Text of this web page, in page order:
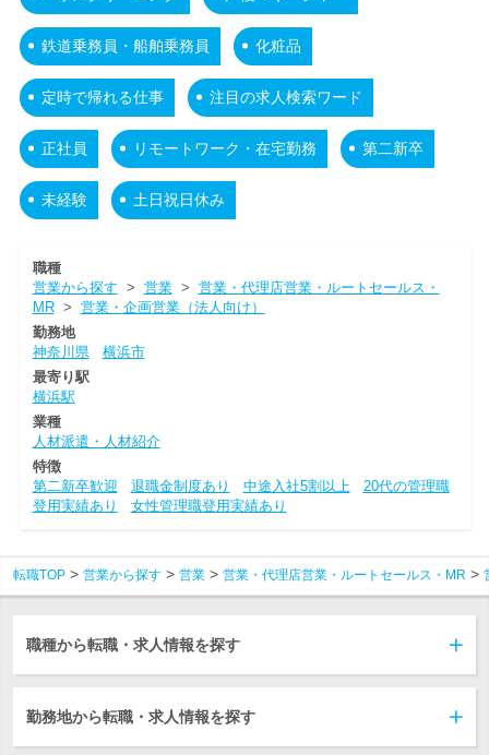
鉄道乗務員・船舶乗務員 化粧品
定時で帰れる仕事 注目の求人検索ワード
正社員 リモートワーク・在宅勤務 第二新卒
未経験 土日祝日休み
職種
営業から探す > 営業> 営業・代理店営業・ルートセールス・
MR> 営業・企画営業（法人向け）
勤務地
神奈川県
横浜市
最寄り駅
横浜駅
業種
人材派遣・人材紹介
特徴
第二新卒歓迎
退職金制度あり 中途入社5割以上
20代の管理職
登用実績あり
女性管理職登用実績あり
転職TOP 営業から探す 営業 営業・代理店営業・ルートセールス・MR
職種から転職・求人情報を探す
勤務地から転職・求人情報を探す